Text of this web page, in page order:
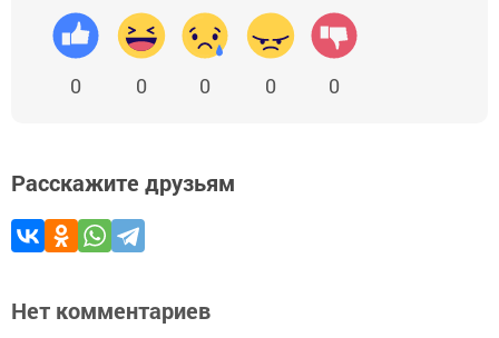
0 0 0 0 0
Расскажите друзьям
Нет комментариев